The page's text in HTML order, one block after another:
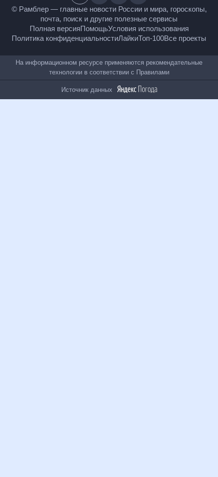
© Рамблер — главные новости России и мира,
Полная версияПомощьУсловия использования
Политика конфиденциальностиЛайкиТоп-100
Все проекты
18+
На информационном ресурсе применяются